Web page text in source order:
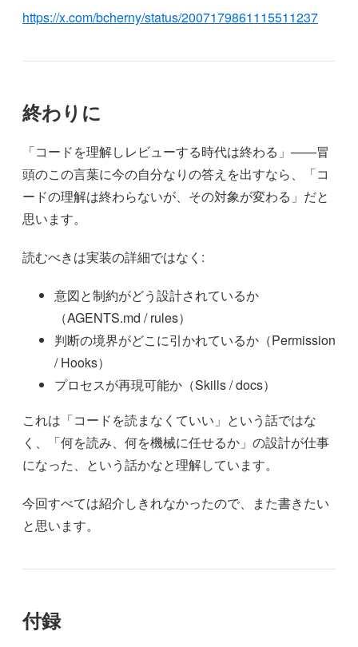
https://x.com/bcherny/status/2007179861115511237
終わりに
「コードを理解しレビューする時代は終わる」——冒
頭のこの言葉に今の自分なりの答えを出すなら、「コ
ードの理解は終わらないが、その対象が変わる」だと
思います。
読むべきは実装の詳細ではなく:
意図と制約がどう設計されているか
（AGENTS.md / rules）
判断の境界がどこに引かれているか（Permission
/ Hooks）
プロセスが再現可能か（Skills / docs）
これは「コードを読まなくていい」という話ではな
く、「何を読み、何を機械に任せるか」の設計が仕事
になった、という話かなと理解しています。
今回すべては紹介しきれなかったので、また書きたい
と思います。
付録